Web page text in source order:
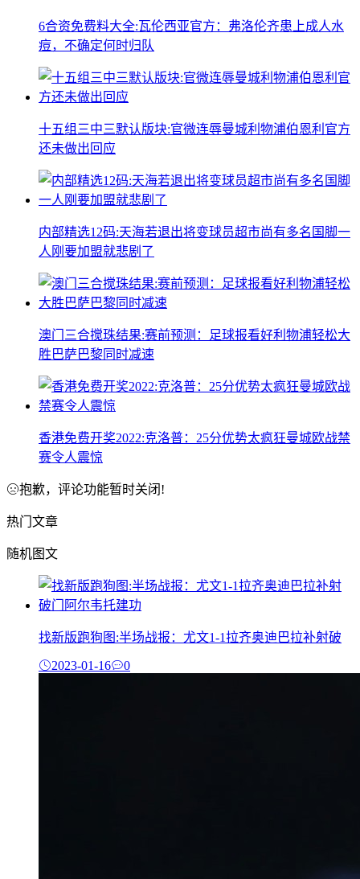
6合资免费料大全:瓦伦西亚官方：弗洛伦齐患上成人水
痘，不确定何时归队
十五组三中三默认版块:官微连辱曼城利物浦伯恩利官方
还未做出回应
内部精选12码:天海若退出将变球员超市尚有多名国脚一
人刚要加盟就悲剧了
澳门三合搅珠结果:赛前预测：足球报看好利物浦轻松大
胜巴萨巴黎同时减速
香港免费开奖2022:克洛普：25分优势太疯狂曼城欧战禁
赛令人震惊
抱歉，评论功能暂时关闭!
热门文章
随机图文
找新版跑狗图:半场战报：尤文1-1拉齐奥迪巴拉补射破
2023-01-16 0